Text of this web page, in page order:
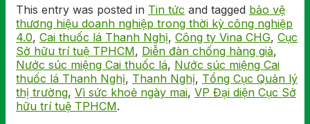
This entry was posted in Tin tức and tagged bảo vệ
thương hiệu doanh nghiệp trong thời kỳ công nghiệp
4.0, Cai thuốc lá Thanh Nghị, Công ty Vina CHG, Cục
Sở hữu trí tuệ TPHCM, Diễn đàn chống hàng giả,
Nước súc miệng Cai thuốc lá, Nước súc miệng Cai
thuốc lá Thanh Nghị, Thanh Nghị, Tổng Cục Quản lý
thị trường, Vì sức khoẻ ngày mai, VP Đại diện Cục Sở
hữu trí tuệ TPHCM.